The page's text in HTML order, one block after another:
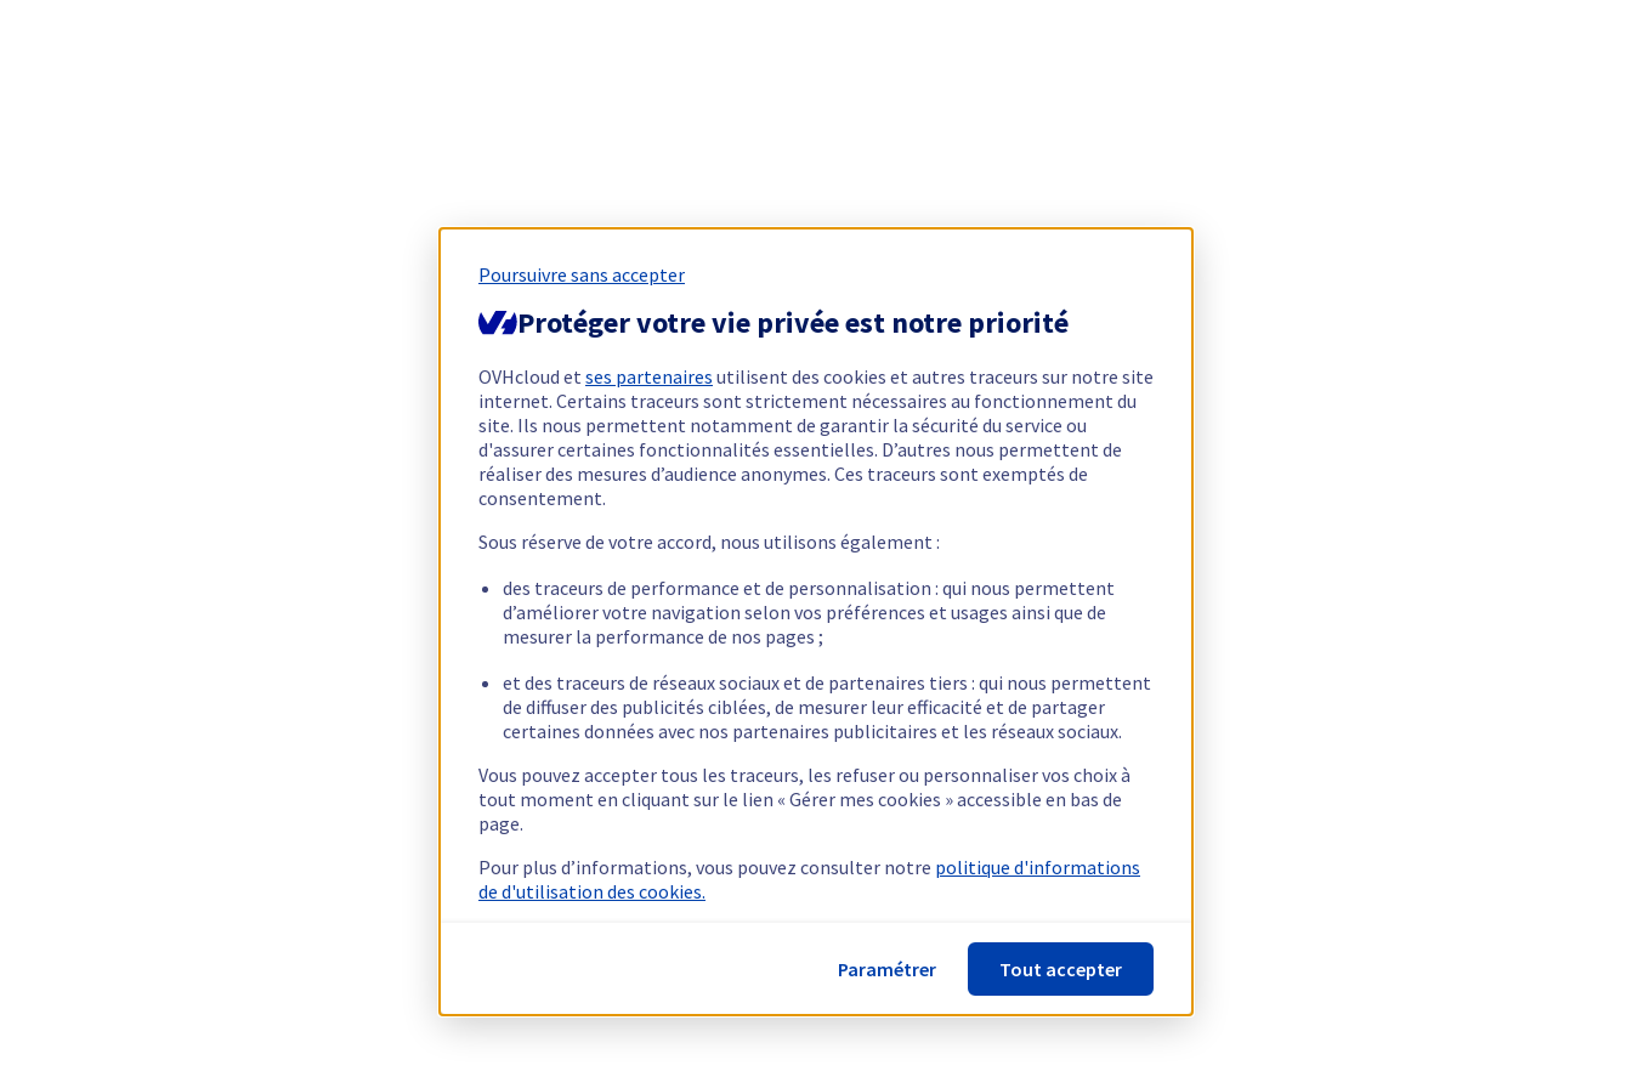
Poursuivre sans accepter
Protéger votre vie privée est notre priorité
OVHcloud et ses partenaires utilisent des cookies et autres traceurs sur notre site
internet. Certains traceurs sont strictement nécessaires au fonctionnement du
site. Ils nous permettent notamment de garantir la sécurité du service ou
d'assurer certaines fonctionnalités essentielles. D’autres nous permettent de
réaliser des mesures d’audience anonymes. Ces traceurs sont exemptés de
consentement.
Sous réserve de votre accord, nous utilisons également :
des traceurs de performance et de personnalisation : qui nous permettent
d’améliorer votre navigation selon vos préférences et usages ainsi que de
mesurer la performance de nos pages ;
et des traceurs de réseaux sociaux et de partenaires tiers : qui nous permettent
de diffuser des publicités ciblées, de mesurer leur efficacité et de partager
certaines données avec nos partenaires publicitaires et les réseaux sociaux.
Vous pouvez accepter tous les traceurs, les refuser ou personnaliser vos choix à
tout moment en cliquant sur le lien « Gérer mes cookies » accessible en bas de
page.
Pour plus d’informations, vous pouvez consulter notre politique d'informations
de d'utilisation des cookies.
Paramétrer Tout accepter